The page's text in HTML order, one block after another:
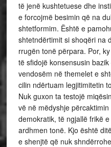
të jenë kushtetuese dhe
e forcojmë besimin që na
shtetformim. Është e
shtetndërtimit si shoqëri na
rrugën tonë përpara. Por,
të sfidojë konsensusin
vendosëm në themelet e
cilin ndërtuam legjitimitetin
Nuk guxon ta testojë
vë në mëdyshje
demokratik, të ngjallë frikë
ardhmen tonë. Kjo është
e shenjtë që nuk